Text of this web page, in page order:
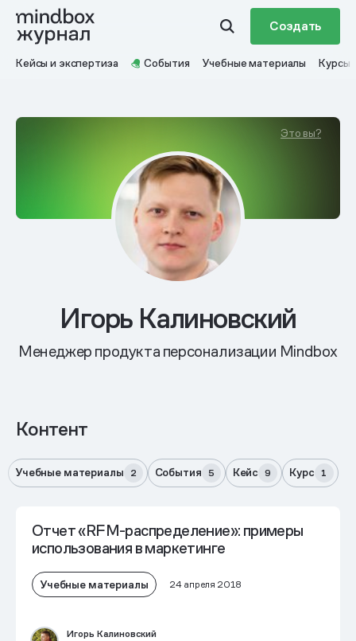
Создать
Кейсы и экспертиза События Учебные материалы Курсы
Это вы?
Игорь Калиновский
Менеджер продукта персонализации Mindbox
Контент
Учебные материалы 2 События 5 Кейс 9 Курс 1
Отчет «RFM-распределение»: примеры
использования в маркетинге
Учебные материалы 24 апреля 2018
Игорь Калиновский